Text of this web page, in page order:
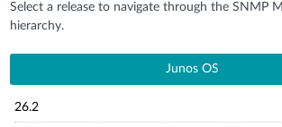
Select a release to navigate through the SNMP
hierarchy.
Junos OS
26.2